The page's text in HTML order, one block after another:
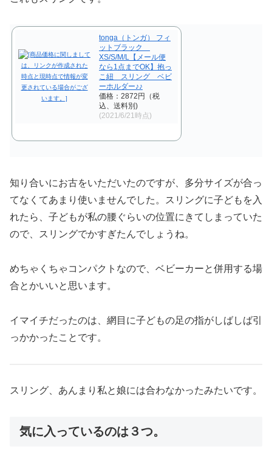
tonga（トンガ） フィ
ットブラック
XS/S/M/L【メール便
なら1点までOK】抱っ
こ紐 スリング ベビ
ーホルダー♪♪
価格：2872円（税
込、送料別)
(2021/6/21時点)
知り合いにお古をいただいたのですが、多分サイズが合っ
てなくてあまり使いませんでした。スリングに子どもを入
れたら、子どもが私の腰ぐらいの位置にきてしまっていた
ので、スリングでかすぎたんでしょうね。
めちゃくちゃコンパクトなので、ベビーカーと併用する場
合とかいいと思います。
イマイチだったのは、網目に子どもの足の指がしばしば引
っかかったことです。
スリング、あんまり私と娘には合わなかったみたいです。
気に入っているのは３つ。